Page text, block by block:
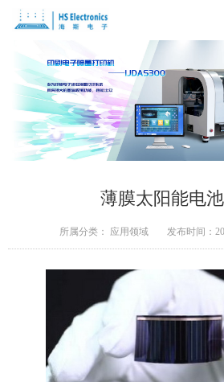
薄膜太阳能电
所属分类： 应用领域 发布时间：